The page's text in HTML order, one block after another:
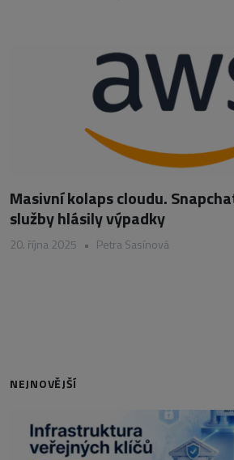
Masivní kolaps cloudu.
služby hlásily výpadky
20. října 2025 • Petra Sasínová
NEJNOVĚJŠÍ